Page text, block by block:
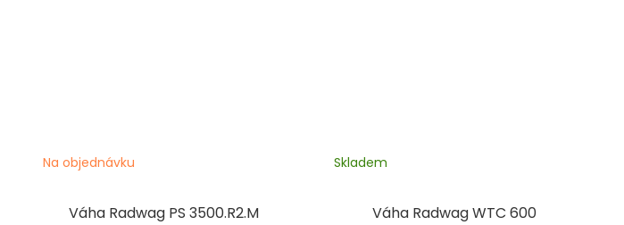
Váha Radwag PS 3500.R2.M
Na objednávku
Váha Radwag WTC 600
Skladem